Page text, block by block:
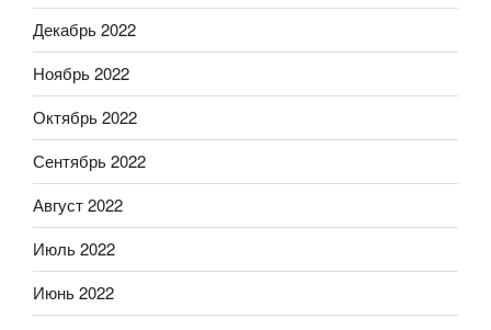
Декабрь 2022
Ноябрь 2022
Октябрь 2022
Сентябрь 2022
Август 2022
Июль 2022
Июнь 2022